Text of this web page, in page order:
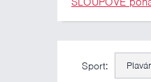
Sport: